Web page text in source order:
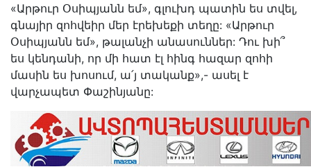
«Արթուր Օսիպյանն եմ», գլուխդ պատին ես տվել,
գնայիր զոհվեիր մեր էրեխեքի տեղը: «Արթուր
Օսիպյանն եմ», թալանչի անասուններ: Դու խի՞
ես կենդանի, որ մի հատ էլ հինգ հազար զոհի
մասին ես խոսում, ա՛յ տականք»,- ասել է
վարչապետ Փաշինյանը: